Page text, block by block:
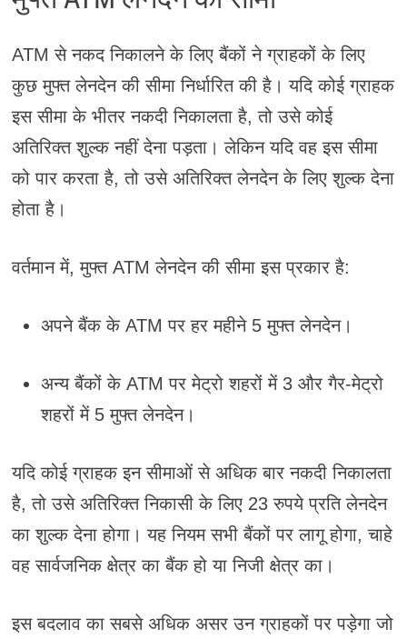
ATM से नकद निकालने के लिए बैंकों ने ग्राहकों के लिए
कुछ मुफ्त लेनदेन की सीमा निर्धारित की है। यदि कोई ग्राहक
इस सीमा के भीतर नकदी निकालता है, तो उसे कोई
अतिरिक्त शुल्क नहीं देना पड़ता। लेकिन यदि वह इस सीमा
को पार करता है, तो उसे अतिरिक्त लेनदेन के लिए शुल्क देना
होता है।
वर्तमान में, मुफ्त ATM लेनदेन की सीमा इस प्रकार है:
अपने बैंक के ATM पर हर महीने 5 मुफ्त लेनदेन।
अन्य बैंकों के ATM पर मेट्रो शहरों में 3 और गैर-मेट्रो
शहरों में 5 मुफ्त लेनदेन।
यदि कोई ग्राहक इन सीमाओं से अधिक बार नकदी निकालता
है, तो उसे अतिरिक्त निकासी के लिए 23 रुपये प्रति लेनदेन
का शुल्क देना होगा। यह नियम सभी बैंकों पर लागू होगा, चाहे
वह सार्वजनिक क्षेत्र का बैंक हो या निजी क्षेत्र का।
इस बदलाव का सबसे अधिक असर उन ग्राहकों पर पड़ेगा जो